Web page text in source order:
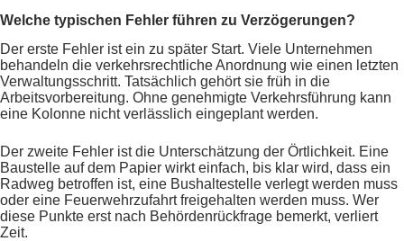
Welche typischen Fehler führen zu Verzögerungen?
Der erste Fehler ist ein zu später Start. Viele Unternehmen
behandeln die verkehrsrechtliche Anordnung wie einen letzten
Verwaltungsschritt. Tatsächlich gehört sie früh in die
Arbeitsvorbereitung. Ohne genehmigte Verkehrsführung kann
eine Kolonne nicht verlässlich eingeplant werden.
Der zweite Fehler ist die Unterschätzung der Örtlichkeit. Eine
Baustelle auf dem Papier wirkt einfach, bis klar wird, dass ein
Radweg betroffen ist, eine Bushaltestelle verlegt werden muss
oder eine Feuerwehrzufahrt freigehalten werden muss. Wer
diese Punkte erst nach Behördenrückfrage bemerkt, verliert
Zeit.